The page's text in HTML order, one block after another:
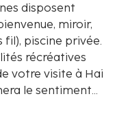
disposent
miroir,
fil), piscine privée.
récréatives
votre visite à Hai
le sentiment